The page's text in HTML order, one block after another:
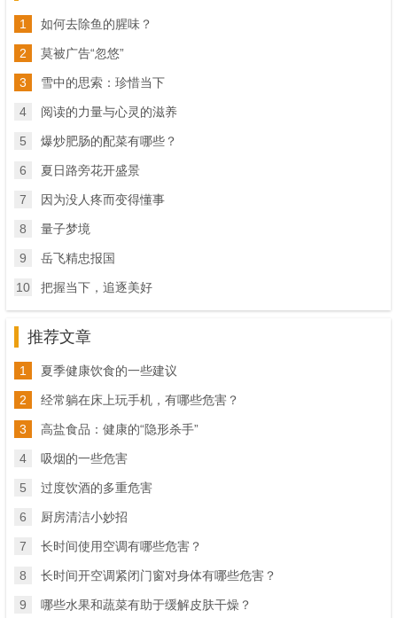
1 如何去除鱼的腥味？
2 莫被广告“忽悠”
3 雪中的思索：珍惜当下
4 阅读的力量与心灵的滋养
5 爆炒肥肠的配菜有哪些？
6 夏日路旁花开盛景
7 因为没人疼而变得懂事
8 量子梦境
9 岳飞精忠报国
10 把握当下，追逐美好
推荐文章
1 夏季健康饮食的一些建议
2 经常躺在床上玩手机，有哪些危害？
3 高盐食品：健康的“隐形杀手”
4 吸烟的一些危害
5 过度饮酒的多重危害
6 厨房清洁小妙招
7 长时间使用空调有哪些危害？
8 长时间开空调紧闭门窗对身体有哪些危害？
9 哪些水果和蔬菜有助于缓解皮肤干燥？